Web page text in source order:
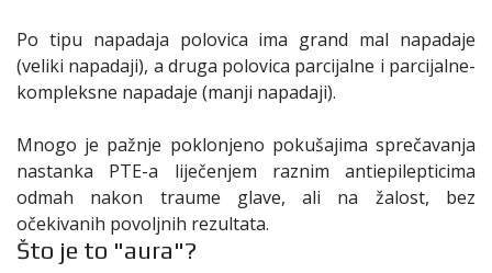
Po tipu napadaja polovica ima grand mal napadaje
(veliki napadaji), a druga polovica parcijalne i parcijalne-
kompleksne napadaje (manji napadaji).
Mnogo je pažnje poklonjeno pokušajima sprečavanja
nastanka PTE-a liječenjem raznim antiepilepticima
odmah nakon traume glave, ali na žalost, bez
očekivanih povoljnih rezultata.
Što je to "aura"?